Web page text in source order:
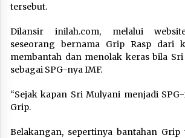
tersebut.
Dilansir inilah.com, melalui
seseorang bernama Grip Rasp dari
membantah dan menolak keras bila
sebagai SPG-nya IMF.
“Sejak kapan Sri Mulyani menjadi
Grip.
Belakangan, sepertinya bantahan Grip